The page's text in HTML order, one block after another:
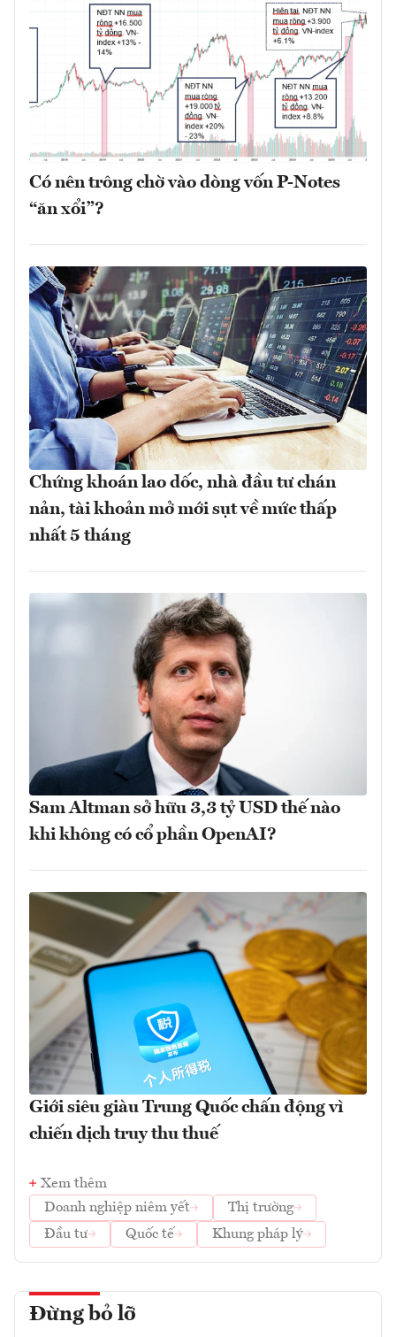
Có nên trông chờ vào dòng vốn P-Notes
“ăn xổi”?
Chứng khoán lao dốc, nhà đầu tư chán
nản, tài khoản mở mới sụt về mức thấp
nhất 5 tháng
Sam Altman sở hữu 3,3 tỷ USD thế nào
khi không có cổ phần OpenAI?
Giới siêu giàu Trung Quốc chấn động vì
chiến dịch truy thu thuế
Xem thêm
Doanh nghiệp niêm yết
Thị trường
Đầu tư
Quốc tế Khung pháp lý
Đừng bỏ lỡ